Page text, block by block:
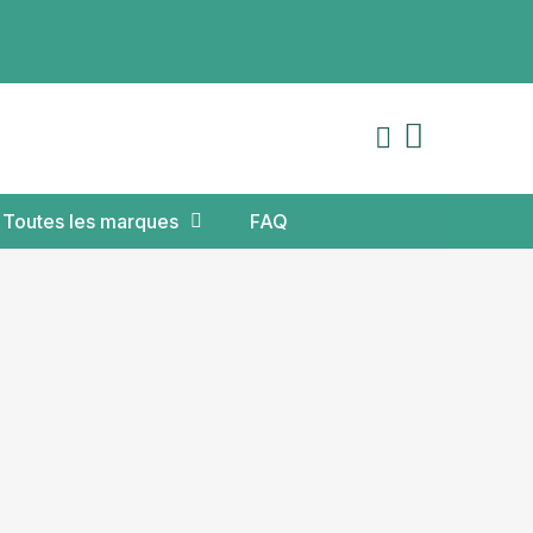
Toutes les marques FAQ